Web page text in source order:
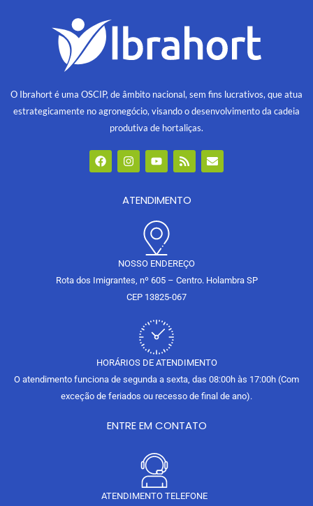
O Ibrahort é uma OSCIP, de âmbito nacional, sem fins lucrativos, que atua
estrategicamente no agronegócio, visando o desenvolvimento da cadeia
produtiva de hortaliças.
F
a
I
n
a
Y
o
u
e
R
s
E
n
ATENDIMENTO
NOSSO ENDEREÇO
Rota dos Imigrantes, nº 605 – Centro. Holambra SP
CEP 13825-067
HORÁRIOS DE ATENDIMENTO
O atendimento funciona de segunda a sexta, das 08:00h às 17:00h (Com
exceção de feriados ou recesso de final de ano).
ENTRE EM CONTATO
ATENDIMENTO TELEFONE